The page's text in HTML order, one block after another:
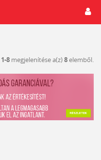
1-8 megjelenítése a(z)8elemből.